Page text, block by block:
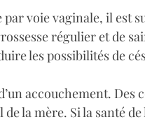
voie vaginale, il est
régulier et de
les possibilités de
accouchement. Des
la mère. Si la santé